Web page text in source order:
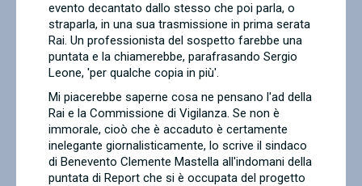
evento decantato dallo stesso che poi parla, o
straparla, in una sua trasmissione in prima serata
Rai. Un professionista del sospetto farebbe una
puntata e la chiamerebbe, parafrasando Sergio
Leone, 'per qualche copia in più'.
Mi piacerebbe saperne cosa ne pensano l'ad della
Rai e la Commissione di Vigilanza. Se non è
immorale, cioò che è accaduto è certamente
inelegante giornalisticamente, lo scrive il sindaco
di Benevento Clemente Mastella all'indomani della
puntata di Report che si è occupata del progetto